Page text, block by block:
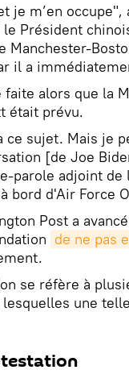
je m’en occupe",
Président
Manchester-
il a
alors que la
était prévu.
ce sujet. Mais je
[de Joe
parole adjoint de
bord d'Air Force
Post a
de ne pas
se réfère à
une